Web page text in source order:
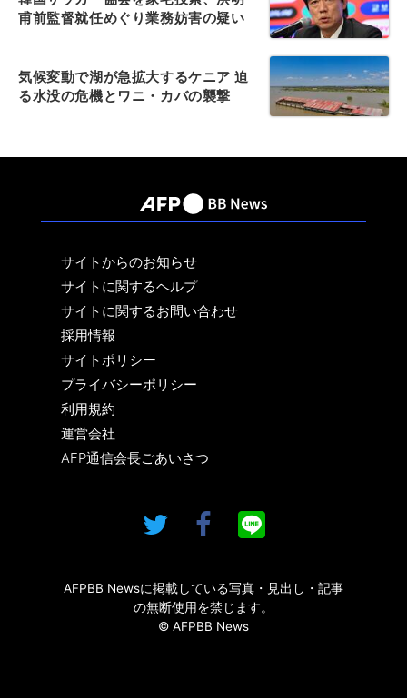
甫前監督就任めぐり業務妨害の疑い
気候変動で湖が急拡大するケニア 迫
る水没の危機とワニ・カバの襲撃
サイトからのお知らせ
サイトに関するヘルプ
サイトに関するお問い合わせ
採用情報
サイトポリシー
プライバシーポリシー
利用規約
運営会社
AFP通信会長ごあいさつ
AFPBB Newsに掲載している写真・見出し・記事
の無断使用を禁じます。
© AFPBB News